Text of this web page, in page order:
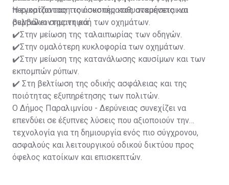
περιορίζοντας τις άσκοπες καθυστερήσεις και
βελτιώνοντας τη ροή των οχημάτων.
Η εγκατάσταση του συστήματος αναμένεται να
συμβάλει σημαντικά:
✔️Στην μείωση της ταλαιπωρίας των οδηγών.
✔️Στην ομαλότερη κυκλοφορία των οχημάτων.
✔️Στην μείωση της κατανάλωσης καυσίμων και των
εκπομπών ρύπων.
✔️ Στη βελτίωση της οδικής ασφάλειας και της
ποιότητας εξυπηρέτησης των πολιτών.
Ο Δήμος Παραλιμνίου - Δερύνειας συνεχίζει να
επενδύει σε έξυπνες λύσεις που αξιοποιούν την
τεχνολογία για τη δημιουργία ενός πιο σύγχρονου,
ασφαλούς και λειτουργικού οδικού δικτύου προς
όφελος κατοίκων και επισκεπτών.